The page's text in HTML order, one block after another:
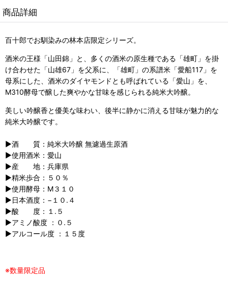
商品詳細
百十郎でお馴染みの林本店限定シリーズ。
酒米の王様「山田錦」と、多くの酒米の原生種である「雄町」を掛
け合わせた「山雄67」を父系に、「雄町」の系譜米「愛船117」を
母系にした、酒米のダイヤモンドとも呼ばれている「愛山」を、
M310酵母で醸した爽やかな甘味を感じられる純米大吟醸。
美しい吟醸香と優美な味わい、後半に静かに消える甘味が魅力的な
純米大吟醸です。
▶︎酒 質：純米大吟醸 無濾過生原酒
▶︎使用酒米：愛山
▶︎産 地：兵庫県
▶︎精米歩合：５０％
▶︎使用酵母：M３１０
▶︎日本酒度：−１０.４
▶︎酸 度：１.５
▶︎アミノ酸度 ：０.５
▶︎アルコール度 ：１５度
※数量限定品